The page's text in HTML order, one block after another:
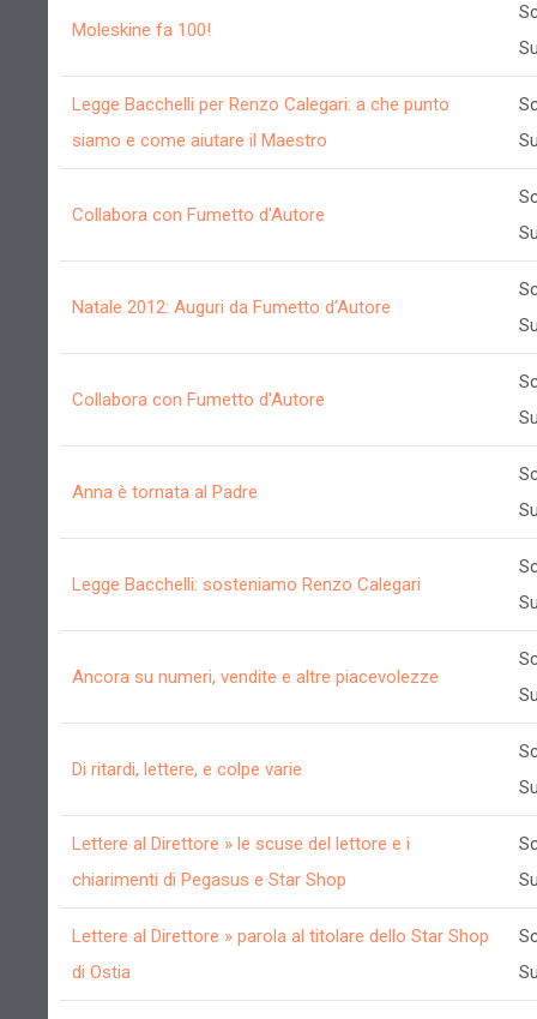
Moleskine fa 100!
Legge Bacchelli per Renzo Calegari: a che punto
siamo e come aiutare il Maestro
Collabora con Fumetto d'Autore
Natale 2012: Auguri da Fumetto d’Autore
Collabora con Fumetto d'Autore
Anna è tornata al Padre
Legge Bacchelli: sosteniamo Renzo Calegari
Ancora su numeri, vendite e altre piacevolezze
Di ritardi, lettere, e colpe varie
Lettere al Direttore » le scuse del lettore e i
chiarimenti di Pegasus e Star Shop
Lettere al Direttore » parola al titolare dello Star Shop
di Ostia